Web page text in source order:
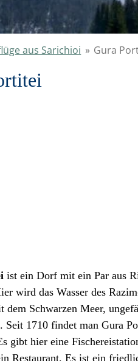
aus Sarichioi » Gura
ist ein Dorf mit ein Par aus
wird das Wasser des
dem Schwarzen Meer,
Seit 1710 findet man Gura
gibt hier eine
Restaurant. Es ist ein